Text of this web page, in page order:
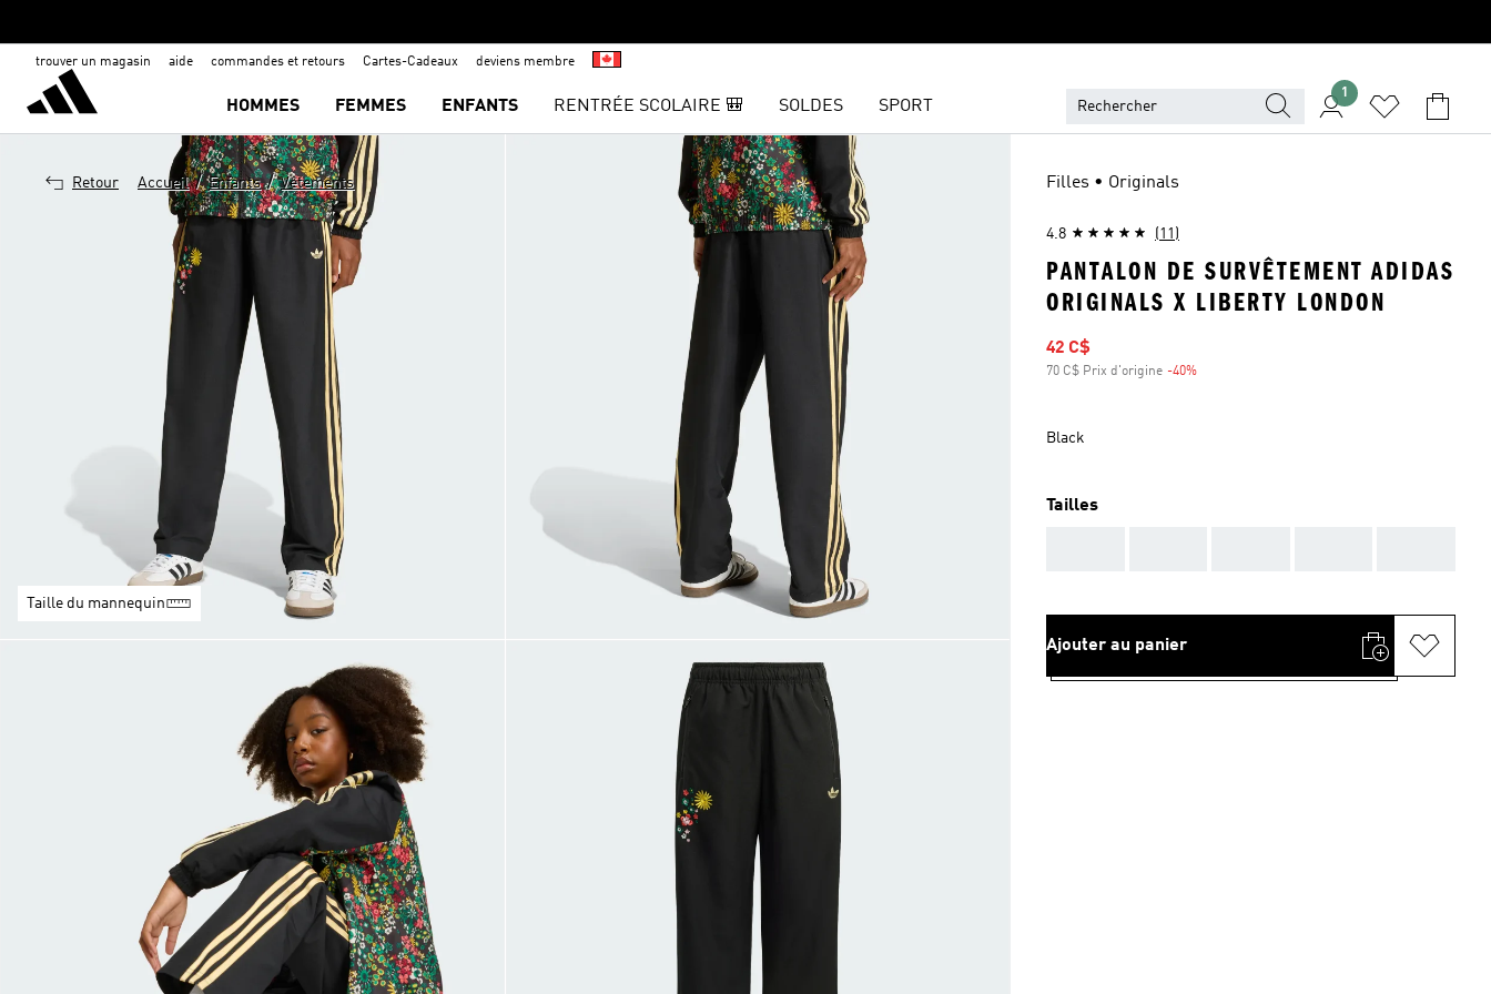
trouver un magasin aide commandes et retours Cartes-Cadeaux deviens membre
HOMMES FEMMES ENFANTS RENTRÉE SCOLAIRE 🎒 SOLDES SPORT
1
Retour Accueil / Enfants / Vêtements
Taille du mannequin
Filles • Originals
4.8 (11)
PANTALON DE SURVÊTEMENT ADIDAS
ORIGINALS X LIBERTY LONDON
Prix soldé
42 C$
70 C$ Prix d'origine -40%
Black
Tailles
Ajouter au panier